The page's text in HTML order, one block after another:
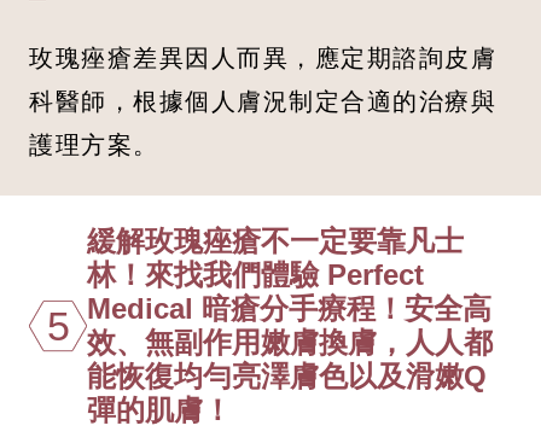
玫瑰痤瘡差異因人而異，應定期諮詢皮膚
科醫師，根據個人膚況制定合適的治療與
護理方案。
5
緩解玫瑰痤瘡不一定要靠凡士
林！來找我們體驗 Perfect
Medical 暗瘡分手療程！安全高
效、無副作用嫩膚換膚，人人都
能恢復均勻亮澤膚色以及滑嫩Q
彈的肌膚！